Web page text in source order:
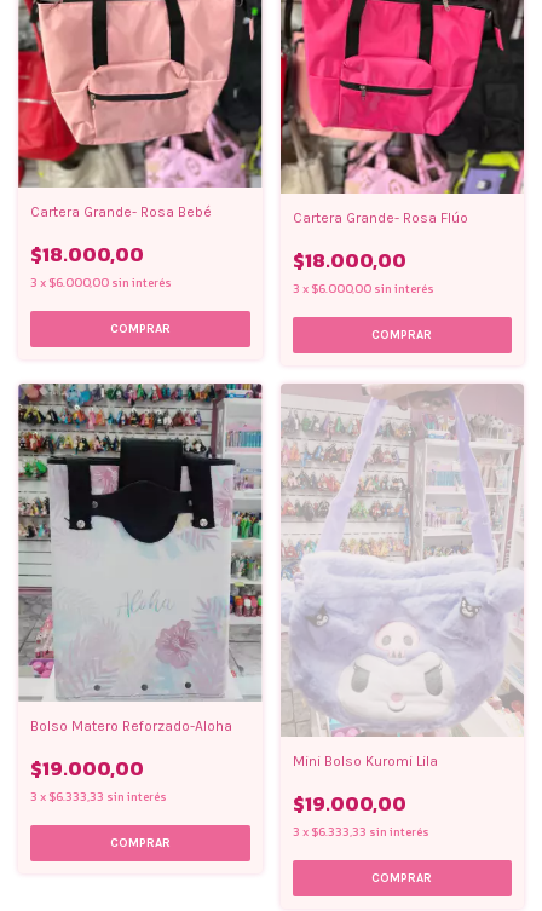
Cartera Grande- Rosa Bebé
$18.000,00
3 x $6.000,00 sin interés
Cartera Grande- Rosa Flúo
$18.000,00
3 x $6.000,00 sin interés
Bolso Matero Reforzado-Aloha
$19.000,00
3 x $6.333,33 sin interés
Mini Bolso Kuromi Lila
$19.000,00
3 x $6.333,33 sin interés